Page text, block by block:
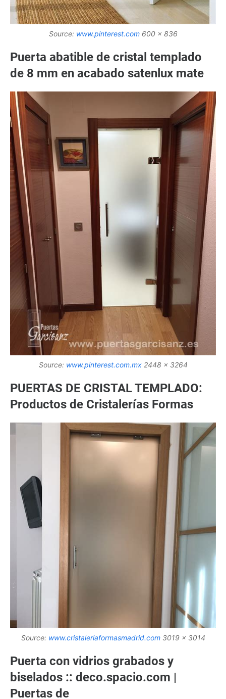
Source: www.pinterest.com600 x 836
Puerta abatible de cristal templado
de 8 mm en acabado satenlux mate
Source: www.pinterest.com.mx2448 x 3264
PUERTAS DE CRISTAL TEMPLADO:
Productos de Cristalerías Formas
Source: www.cristaleriaformasmadrid.com3019 x 3014
Puerta con vidrios grabados y
biselados :: deco.spacio.com |
Puertas de